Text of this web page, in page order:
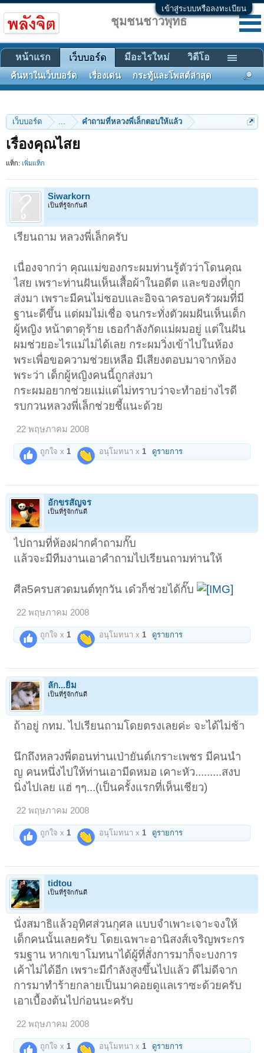
เข้าสู่ระบบหรือลงทะเบียน
เว็บบอร์ด ... คำถามที่หลวงพี่เล็กตอบให้แล้ว
เรื่องคุณไสย
แท็ก: เพิ่มแท็ก
Siwarkorn
เป็นที่รู้จักกันดี
เรียนถาม หลวงพี่เล็กครับ
เนื่องจากว่า คุณแม่ของกระผมท่านรู้ตัวว่าโดนคุณ
ไสย เพราะท่านฝันเห็นเสื้อผ้าในอดีต และของที่ถูก
ส่งมา เพราะมีคนไม่ชอบและอิจฉาครอบครัวผมที่มี
ฐานะดีขึ้น แต่ผมไม่เชื่อ จนกระทั่งตัวผมฝันเห็นเด็ก
ผู้หญิง หน้าตาดุร้าย เธอกำลังกัดแม่ผมอยู่ แต่ในฝัน
ผมช่วยอะไรแม่ไม่ได้เลย กระผมวิ่งเข้าไปในห้อง
พระเพื่อขอความช่วยเหลือ มีเสียงตอบมาจากห้อง
พระว่า เด็กผู้หญิงคนนี้ถูกส่งมา
กระผมอยากช่วยแม่แต่ไม่ทราบว่าจะทำอย่างไรดี
รบกวนหลวงพี่เล็กช่วยชี้แนะด้วย
22 พฤษภาคม 2008
ถูกใจ x1 อนุโมทนา x1 ดูรายการ
อักขรสัญจร
เป็นที่รู้จักกันดี
ไปถามที่ห้องฝากคำถามกั๊บ
แล้วจะมีทีมงานเอาคำถามไปเรียนถามท่านให้
ศีล5ครบสวดมนต์ทุกวัน เด๋วก็ช่วยได้กั๊บ
22 พฤษภาคม 2008
ถูกใจ x 1 อนุโมทนา x 1 ดูรายการ
ลัก...ยิ้ม
เป็นที่รู้จักกันดี
ถ้าอยู่ กทม. ไปเรียนถามโดยตรงเลยค่ะ จะได้ไม่ช้า
นึกถึงหลวงพี่ตอนท่านเป่ายันต์เกราะเพชร มีคนนำ
ญ คนหนึ่งไปให้ท่านเอามีดหมอ เคาะหัว.........สงบ
นิ่งไปเลย แฮ่ ๆๆ...(เป็นครั้งแรกที่เห็นเชียว)
22 พฤษภาคม 2008
ถูกใจ x 1 อนุโมทนา x 1 ดูรายการ
tidtou
เป็นที่รู้จักกันดี
นั่งสมาธิแล้วอุทิศส่วนกุศล แบบจำเพาะเจาะจงให้
เด็กคนนั้นเลยครับ โดยเฉพาะอานิสงส์เจริญพระกร
รมฐาน หากเขาโมทนาได้ผู้ที่สั่งการมาก็จะบงการ
เค้าไม่ได้อีก เพราะมีกำลังสูงขึ้นไปแล้ว ดีไม่ดีจาก
การมาทำร้ายกลายเป็นมาคอยดูแลเราซะด้วยครับ
เอาเบื้องต้นไปก่อนนะครับ
22 พฤษภาคม 2008
ถูกใจ x1 อนุโมทนา x1 ดูรายการ
ชุมชนชาวพุทธ
หน้าแรก เว็บบอร์ด
ค้นหาในเว็บบอร์ด เรื่องเด่น กระทู้และโพสต์ล่าสุด
มีอะไรใหม่ วิดีโอ